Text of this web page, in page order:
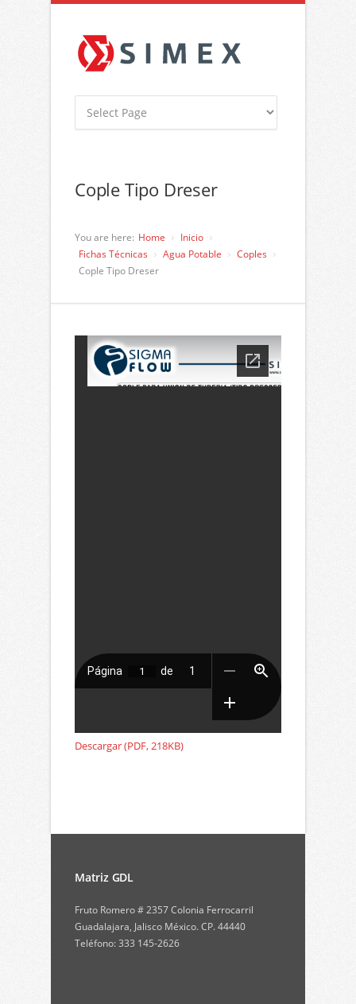
Cople Tipo Dreser
You are here: Home
Inicio
Fichas Técnicas
Agua Potable
Coples
Cople Tipo Dreser
Descargar (PDF, 218KB)
Matriz GDL
Fruto Romero # 2357 Colonia Ferrocarril
Guadalajara, Jalisco México. CP. 44440
Teléfono: 333 145-2626